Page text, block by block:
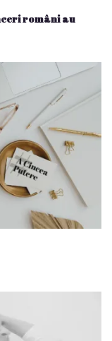
români au